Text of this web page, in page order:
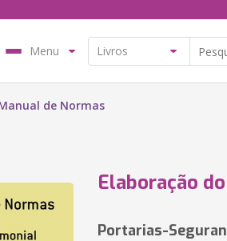
Menu
de Normas
Elaboração
Portarias-